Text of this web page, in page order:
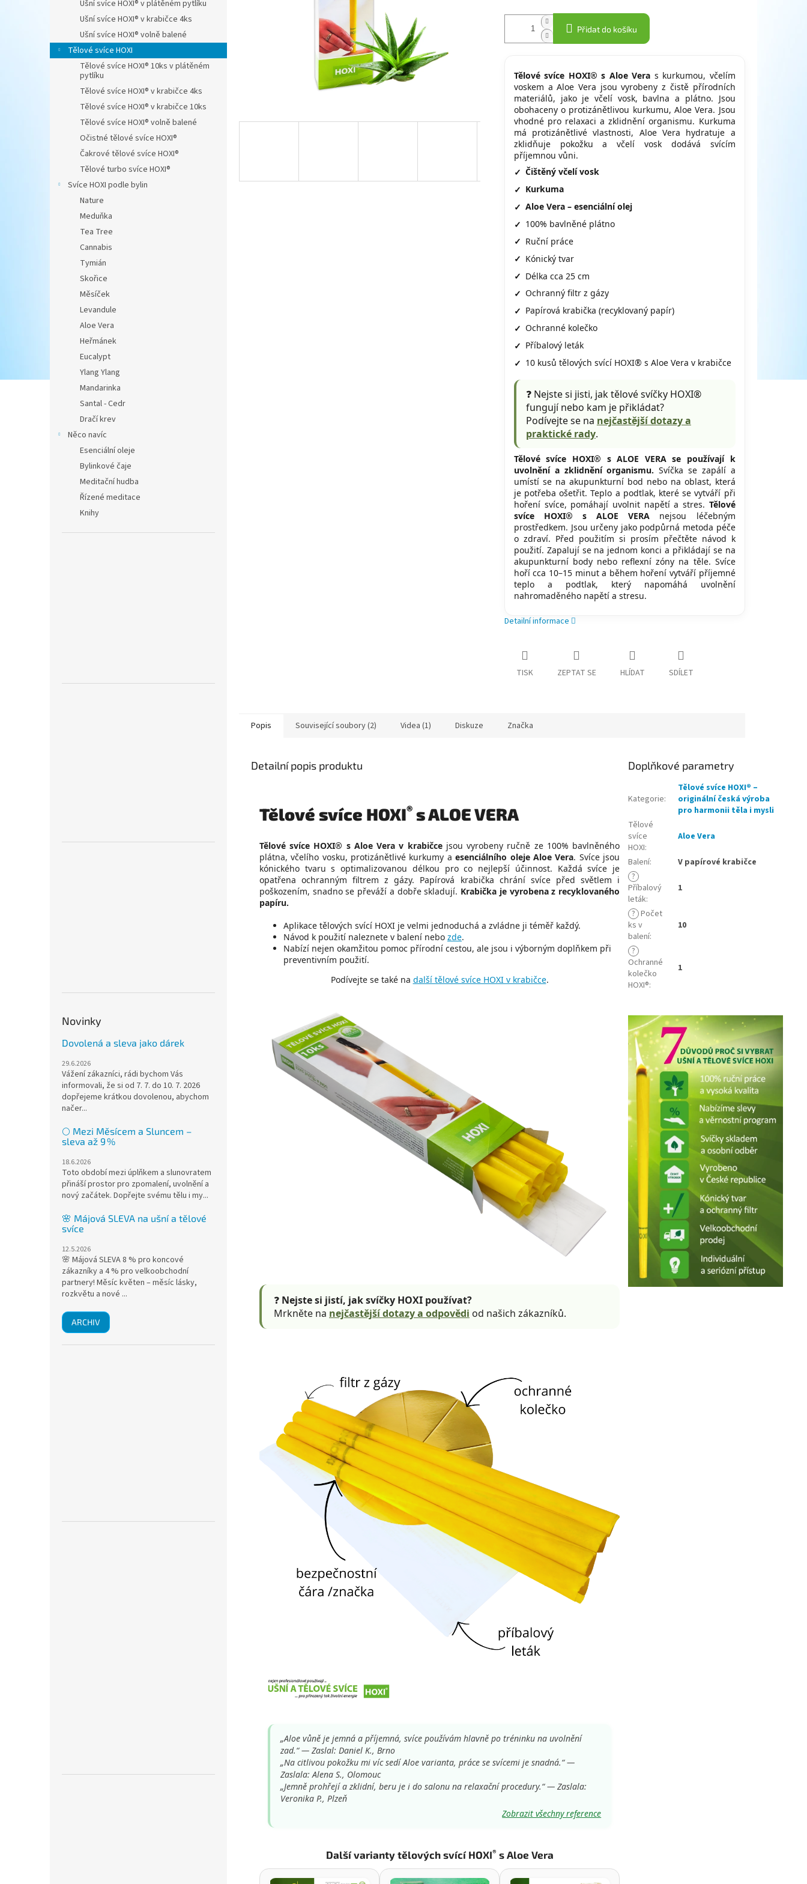
l
Ušní svíce HOXI® v plátěném pytlíku
Ušní svíce HOXI® v krabičce 4ks
Ušní svíce HOXI® volně balené
Tělové svíce HOXI
Tělové svíce HOXI® 10ks v plátěném
pytlíku
Tělové svíce HOXI® v krabičce 4ks
Tělové svíce HOXI® v krabičce 10ks
Tělové svíce HOXI® volně balené
Očistné tělové svíce HOXI®
Čakrové tělové svíce HOXI®
Tělové turbo svíce HOXI®
Svíce HOXI podle bylin
Nature
Meduňka
Tea Tree
Cannabis
Tymián
Skořice
Měsíček
Levandule
Aloe Vera
Heřmánek
Eucalypt
Ylang Ylang
Mandarinka
Santal - Cedr
Dračí krev
Něco navíc
Esenciální oleje
Bylinkové čaje
Meditační hudba
Řízené meditace
Knihy
Novinky
Dovolená a sleva jako dárek
29.6.2026
Vážení zákazníci, rádi bychom Vás
informovali, že si od 7. 7. do 10. 7. 2026
dopřejeme krátkou dovolenou, abychom
načer...
🌕 Mezi Měsícem a Sluncem –
sleva až 9 %
18.6.2026
Toto období mezi úplňkem a slunovratem
přináší prostor pro zpomalení, uvolnění a
nový začátek. Dopřejte svému tělu i my...
🌸 Májová SLEVA na ušní a tělové
svíce
12.5.2026
🌸 Májová SLEVA 8 % pro koncové
zákazníky a 4 % pro velkoobchodní
partnery! Měsíc květen – měsíc lásky,
rozkvětu a nové ...
ARCHIV
Přidat do košíku
Tělové svíce HOXI® s Aloe Vera s kurkumou, včelím
voskem a Aloe Vera jsou vyrobeny z čistě přírodních
materiálů, jako je včelí vosk, bavlna a plátno. Jsou
obohaceny o protizánětlivou kurkumu, Aloe Vera. Jsou
vhodné pro relaxaci a zklidnění organismu. Kurkuma
má protizánětlivé vlastnosti, Aloe Vera hydratuje a
zklidňuje pokožku a včelí vosk dodává svícím
příjemnou vůni.
Čištěný včelí vosk
Kurkuma
Aloe Vera – esenciální olej
100% bavlněné plátno
Ruční práce
Kónický tvar
Délka cca 25 cm
Ochranný filtr z gázy
Papírová krabička (recyklovaný papír)
Ochranné kolečko
Příbalový leták
10 kusů tělových svící HOXI® s Aloe Vera v krabičce
❓ Nejste si jisti, jak tělové svíčky HOXI®
fungují nebo kam je přikládat?
Podívejte se na nejčastější dotazy a
praktické rady.
Tělové svíce HOXI® s ALOE VERA se používají k
uvolnění a zklidnění organismu. Svíčka se zapálí a
umístí se na akupunkturní bod nebo na oblast, která
je potřeba ošetřit. Teplo a podtlak, které se vytváří při
hoření svíce, pomáhají uvolnit napětí a stres. Tělové
svíce HOXI® s ALOE VERA nejsou léčebným
prostředkem. Jsou určeny jako podpůrná metoda péče
o zdraví. Před použitím si prosím přečtěte návod k
použití. Zapalují se na jednom konci a přikládají se na
akupunkturní body nebo reflexní zóny na těle. Svíce
hoří cca 10–15 minut a během hoření vytváří příjemné
teplo a podtlak, který napomáhá uvolnění
nahromaděného napětí a stresu.
Detailní informace
TISK ZEPTAT SE HLÍDAT SDÍLET
Popis Související soubory (2) Videa (1) Diskuze Značka
Detailní popis produktu
Tělové svíce HOXI® s ALOE VERA
Tělové svíce HOXI® s Aloe Vera v krabičcejsou vyrobeny ručně ze 100% bavlněného
plátna, včelího vosku, protizánětlivé kurkumy aesenciálního oleje Aloe Vera. Svíce jsou
kónického tvaru s optimalizovanou délkou pro co nejlepší účinnost. Každá svíce je
opatřena ochranným filtrem z gázy. Papírová krabička chrání svíce před světlem i
poškozením, snadno se převáží a dobře skladují. Krabička je vyrobena z recyklovaného
papíru.
Aplikace tělových svící HOXI je velmi jednoduchá a zvládne ji téměř každý.
Návod k použití naleznete v balení nebo zde.
Nabízí nejen okamžitou pomoc přírodní cestou, ale jsou i výborným doplňkem při
preventivním použití.
Podívejte se také na další tělové svíce HOXI v krabičce.
❓ Nejste si jistí, jak svíčky HOXI používat?
Mrkněte na nejčastější dotazy a odpovědi od našich zákazníků.
„Aloe vůně je jemná a příjemná, svíce používám hlavně po tréninku na uvolnění
zad.“ — Zaslal: Daniel K., Brno
„Na citlivou pokožku mi víc sedí Aloe varianta, práce se svícemi je snadná.“ —
Zaslala: Alena S., Olomouc
„Jemně prohřejí a zklidní, beru je i do salonu na relaxační procedury.“ — Zaslala:
Veronika P., Plzeň
Zobrazit všechny reference
Další varianty tělových svící HOXI®s Aloe Vera
Doplňkové parametry
Kategorie:
Tělové svíce HOXI® –
originální česká výroba
pro harmonii těla i mysli
Tělové
svíce
HOXI:
Aloe Vera
Balení:
V papírové krabičce
?
Příbalový
leták:
1
? Počet
ks v
balení:
10
?
Ochranné
kolečko
HOXI®:
1